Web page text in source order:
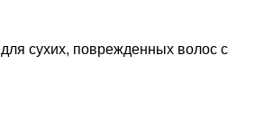
сухих, поврежденных волос с